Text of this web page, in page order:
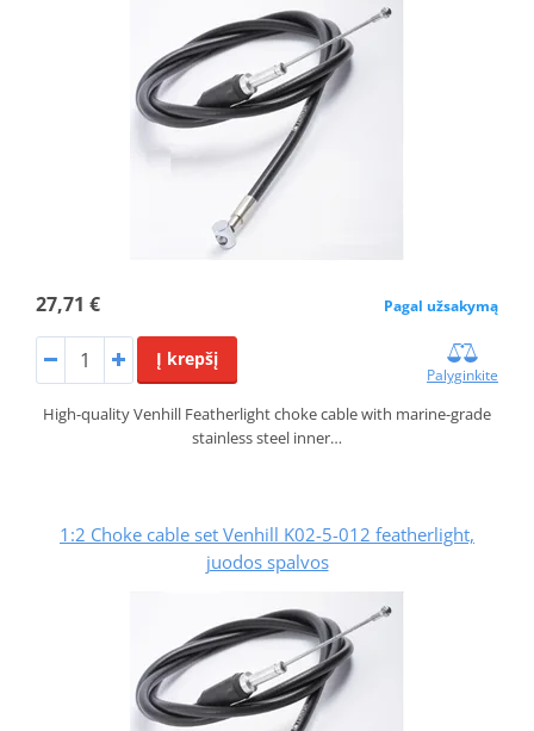
27,71 € Pagal užsakymą
Į krepšį
Palyginkite
High-quality Venhill Featherlight choke cable with marine-grade
stainless steel inner…
1:2 Choke cable set Venhill K02-5-012 featherlight,
juodos spalvos